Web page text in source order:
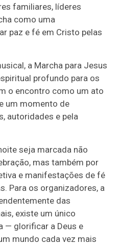
familiares, líderes
como uma
paz e fé em Cristo pelas
a Marcha para Jesus
profundo para os
o encontro como um ato
um momento de
autoridades e pela
seja marcada não
mas também por
e manifestações de fé
Para os organizadores, a
das
existe um único
— glorificar a Deus e
mundo cada vez mais